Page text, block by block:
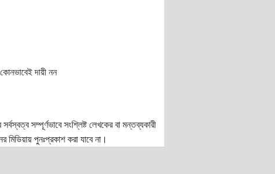
দায়ী নন
সম্পূর্ণভাবে সংশ্লিষ্ট লেখকের বা মন্তব্যকারী
পুনঃপ্রকাশ করা যাবে না।